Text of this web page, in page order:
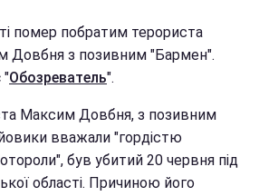
помер побратим терориста
Довбня з позивним "Бармен".
"Обозреватель".
Максим Довбня, з позивним
вважали "гордістю
був убитий 20 червня під
області. Причиною його